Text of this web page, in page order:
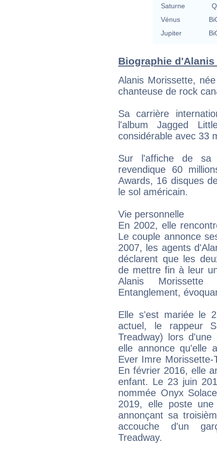
Saturne
Vénus
Jupiter
Biographie
Alanis Morissette,
chanteuse de rock
Sa carrière
l'album Jagged
considérable avec 33
Sur l'affiche de sa
revendique 60
Awards, 16 disques
le sol américain.
Vie personnelle
En 2002, elle
Le couple annonce
2007, les agents
déclarent que les
de mettre fin à leur
Alanis
Entanglement,
Elle s'est mariée le
actuel, le rappeur
Treadway) lors
elle annonce qu'elle
Ever Imre
En février 2016, elle
enfant. Le 23 juin
nommée Onyx
2019, elle poste
annonçant sa
accouche d'un
Treadway.